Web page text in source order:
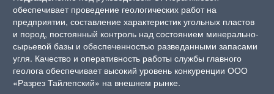
обеспечивает проведение геологических работ на
предприятии, составление характеристик угольных пластов
и пород, постоянный контроль над состоянием минерально-
сырьевой базы и обеспеченностью разведанными запасами
угля. Качество и оперативность работы службы главного
геолога обеспечивает высокий уровень конкуренции ООО
«Разрез Тайлепский» на внешнем рынке.